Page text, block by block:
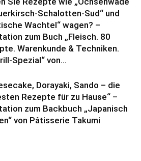
Schalotten-Sud“ und
Wachtel“ wagen? –
zum Buch „Fleisch. 80
Warenkunde & Techniken.
Spezial“ von...
Dorayaki, Sando – die
Rezepte für zu Hause“ –
zum Backbuch „Japanisch
von Pâtisserie Takumi